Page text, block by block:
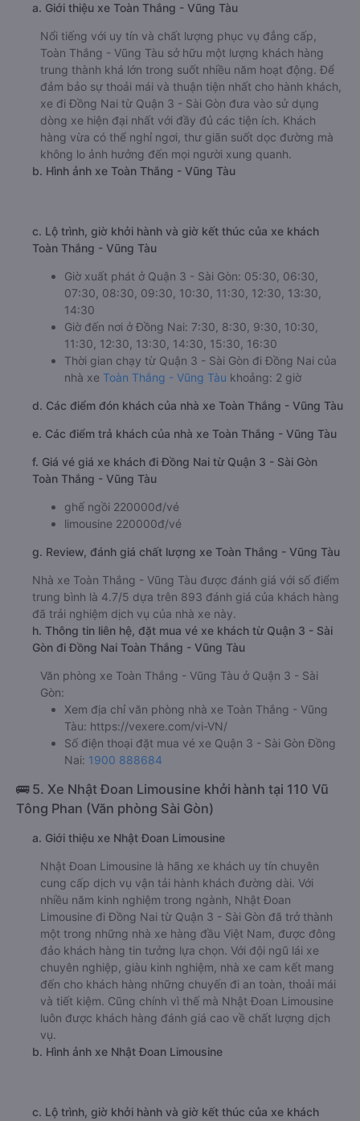
a. Giới thiệu xe Toàn Thắng - Vũng Tàu
Nổi tiếng với uy tín và chất lượng phục vụ đẳng cấp,
Toàn Thắng - Vũng Tàu sở hữu một lượng khách hàng
trung thành khá lớn trong suốt nhiều năm hoạt động. Để
đảm bảo sự thoải mái và thuận tiện nhất cho hành khách,
xe đi Đồng Nai từ Quận 3 - Sài Gòn đưa vào sử dụng
dòng xe hiện đại nhất với đầy đủ các tiện ích. Khách
hàng vừa có thể nghỉ ngơi, thư giãn suốt dọc đường mà
không lo ảnh hưởng đến mọi người xung quanh.
b. Hình ảnh xe Toàn Thắng - Vũng Tàu
c. Lộ trình, giờ khởi hành và giờ kết thúc của xe khách
Toàn Thắng - Vũng Tàu
Giờ xuất phát ở Quận 3 - Sài Gòn: 05:30, 06:30,
07:30, 08:30, 09:30, 10:30, 11:30, 12:30, 13:30,
14:30
Giờ đến nơi ở Đồng Nai: 7:30, 8:30, 9:30, 10:30,
11:30, 12:30, 13:30, 14:30, 15:30, 16:30
Thời gian chạy từ Quận 3 - Sài Gòn đi Đồng Nai của
nhà xe Toàn Thắng - Vũng Tàu khoảng: 2 giờ
d. Các điểm đón khách của nhà xe Toàn Thắng - Vũng Tàu
e. Các điểm trả khách của nhà xe Toàn Thắng - Vũng Tàu
f. Giá vé giá xe khách đi Đồng Nai từ Quận 3 - Sài Gòn
Toàn Thắng - Vũng Tàu
ghế ngồi 220000đ/vé
limousine 220000đ/vé
g. Review, đánh giá chất lượng xe Toàn Thắng - Vũng Tàu
Nhà xe Toàn Thắng - Vũng Tàu được đánh giá với số điểm
trung bình là 4.7/5 dựa trên 893 đánh giá của khách hàng
đã trải nghiệm dịch vụ của nhà xe này.
h. Thông tin liên hệ, đặt mua vé xe khách từ Quận 3 - Sài
Gòn đi Đồng Nai Toàn Thắng - Vũng Tàu
Văn phòng xe Toàn Thắng - Vũng Tàu ở Quận 3 - Sài
Gòn:
Xem địa chỉ văn phòng nhà xe Toàn Thắng - Vũng
Tàu: https://vexere.com/vi-VN/
Số điện thoại đặt mua vé xe Quận 3 - Sài Gòn Đồng
Nai: 1900 888684
🚌 5. Xe Nhật Đoan Limousine khởi hành tại 110 Vũ
Tông Phan (Văn phòng Sài Gòn)
a. Giới thiệu xe Nhật Đoan Limousine
Nhật Đoan Limousine là hãng xe khách uy tín chuyên
cung cấp dịch vụ vận tải hành khách đường dài. Với
nhiều năm kinh nghiệm trong ngành, Nhật Đoan
Limousine đi Đồng Nai từ Quận 3 - Sài Gòn đã trở thành
một trong những nhà xe hàng đầu Việt Nam, được đông
đảo khách hàng tin tưởng lựa chọn. Với đội ngũ lái xe
chuyên nghiệp, giàu kinh nghiệm, nhà xe cam kết mang
đến cho khách hàng những chuyến đi an toàn, thoải mái
và tiết kiệm. Cũng chính vì thế mà Nhật Đoan Limousine
luôn được khách hàng đánh giá cao về chất lượng dịch
vụ.
b. Hình ảnh xe Nhật Đoan Limousine
c. Lộ trình, giờ khởi hành và giờ kết thúc của xe khách